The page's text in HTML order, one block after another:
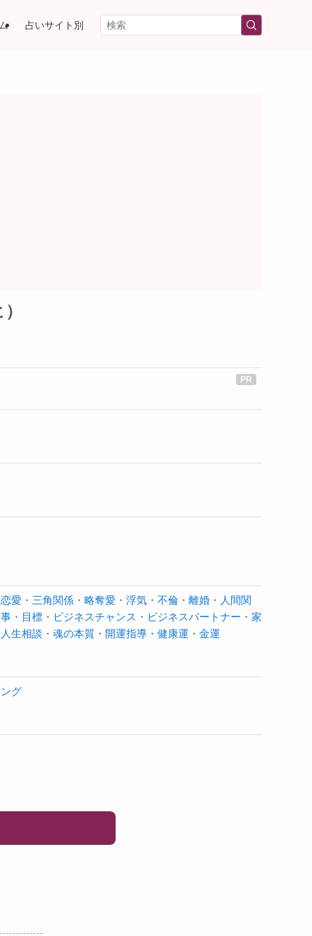
占いサイト別
愛 ・ 三角関係 ・ 略奪愛 ・ 浮気 ・ 不倫 ・ 離婚 ・ 人間関
・ 目標 ・ ビジネスチャンス ・ ビジネスパートナー ・ 家
人生相談 ・ 魂の本質 ・ 開運指導 ・ 健康運 ・ 金運
グ